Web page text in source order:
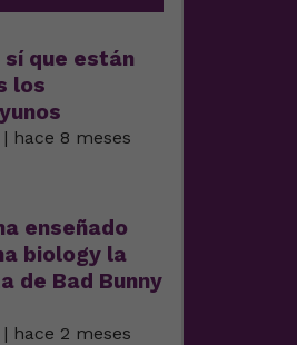
sí que están
los
hace 8 meses
enseñado
biology la
de Bad Bunny
hace 2 meses